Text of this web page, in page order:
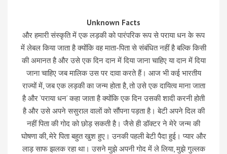
Unknown Facts
और हमारी संस्कृति में एक लड़की को पारंपरिक रूप से पराया धन के रूप
में लेबल किया जाता है क्योंकि वह माता-पिता से संबंधित नहीं है बल्कि किसी
की अमानत है और उसे एक दिन दान में दिया जाना चाहिए या दान में दिया
जाना चाहिए जब मालिक उस पर दावा करते हैं। आज भी कई भारतीय
राज्यों में, जब एक लड़की का जन्म होता है, तो उसे एक दायित्व माना जाता
है और ‘पराया धन’ कहा जाता है क्योंकि एक दिन उसकी शादी करनी होती
है और उसे अपने ससुराल वालों को सौंपना पड़ता है। बेटी अपने दिल की
नहीं पिता की गोद को छोड़ सकती है। जैसे ही डॉक्टर ने मेरे जन्म की
घोषणा की, मेरे पिता बहुत खुश हुए। उनकी पहली बेटी पैदा हुई। प्यार और
लाड़ साफ झलक रहा था। उसने मुझे अपनी गोद में ले लिया, मुझे गुल्लक